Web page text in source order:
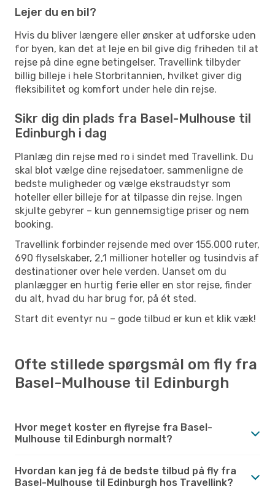
Lejer du en bil?
Hvis du bliver længere eller ønsker at udforske uden
for byen, kan det at leje en bil give dig friheden til at
rejse på dine egne betingelser. Travellink tilbyder
billig billeje i hele Storbritannien, hvilket giver dig
fleksibilitet og komfort under hele din rejse.
Sikr dig din plads fra Basel-Mulhouse til
Edinburgh i dag
Planlæg din rejse med ro i sindet med Travellink. Du
skal blot vælge dine rejsedatoer, sammenligne de
bedste muligheder og vælge ekstraudstyr som
hoteller eller billeje for at tilpasse din rejse. Ingen
skjulte gebyrer – kun gennemsigtige priser og nem
booking.
Travellink forbinder rejsende med over 155.000 ruter,
690 flyselskaber, 2,1 millioner hoteller og tusindvis af
destinationer over hele verden. Uanset om du
planlægger en hurtig ferie eller en stor rejse, finder
du alt, hvad du har brug for, på ét sted.
Start dit eventyr nu – gode tilbud er kun et klik væk!
Ofte stillede spørgsmål om fly fra
Basel-Mulhouse til Edinburgh
Hvor meget koster en flyrejse fra Basel-
Mulhouse til Edinburgh normalt?
Hvordan kan jeg få de bedste tilbud på fly fra
Basel-Mulhouse til Edinburgh hos Travellink?